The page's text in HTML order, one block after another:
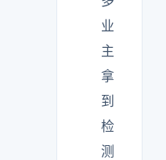
业
主
拿
到
检
测